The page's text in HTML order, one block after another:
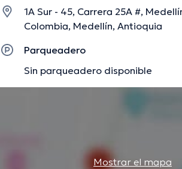
1A Sur - 45, Carrera 25A #,
Colombia, Medellín, Antioquia
Parqueadero
Sin parqueadero disponible
Mostrar el mapa